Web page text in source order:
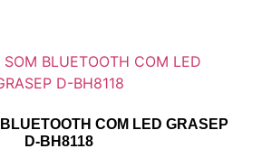
COM LED GRASEP
D-BH8118